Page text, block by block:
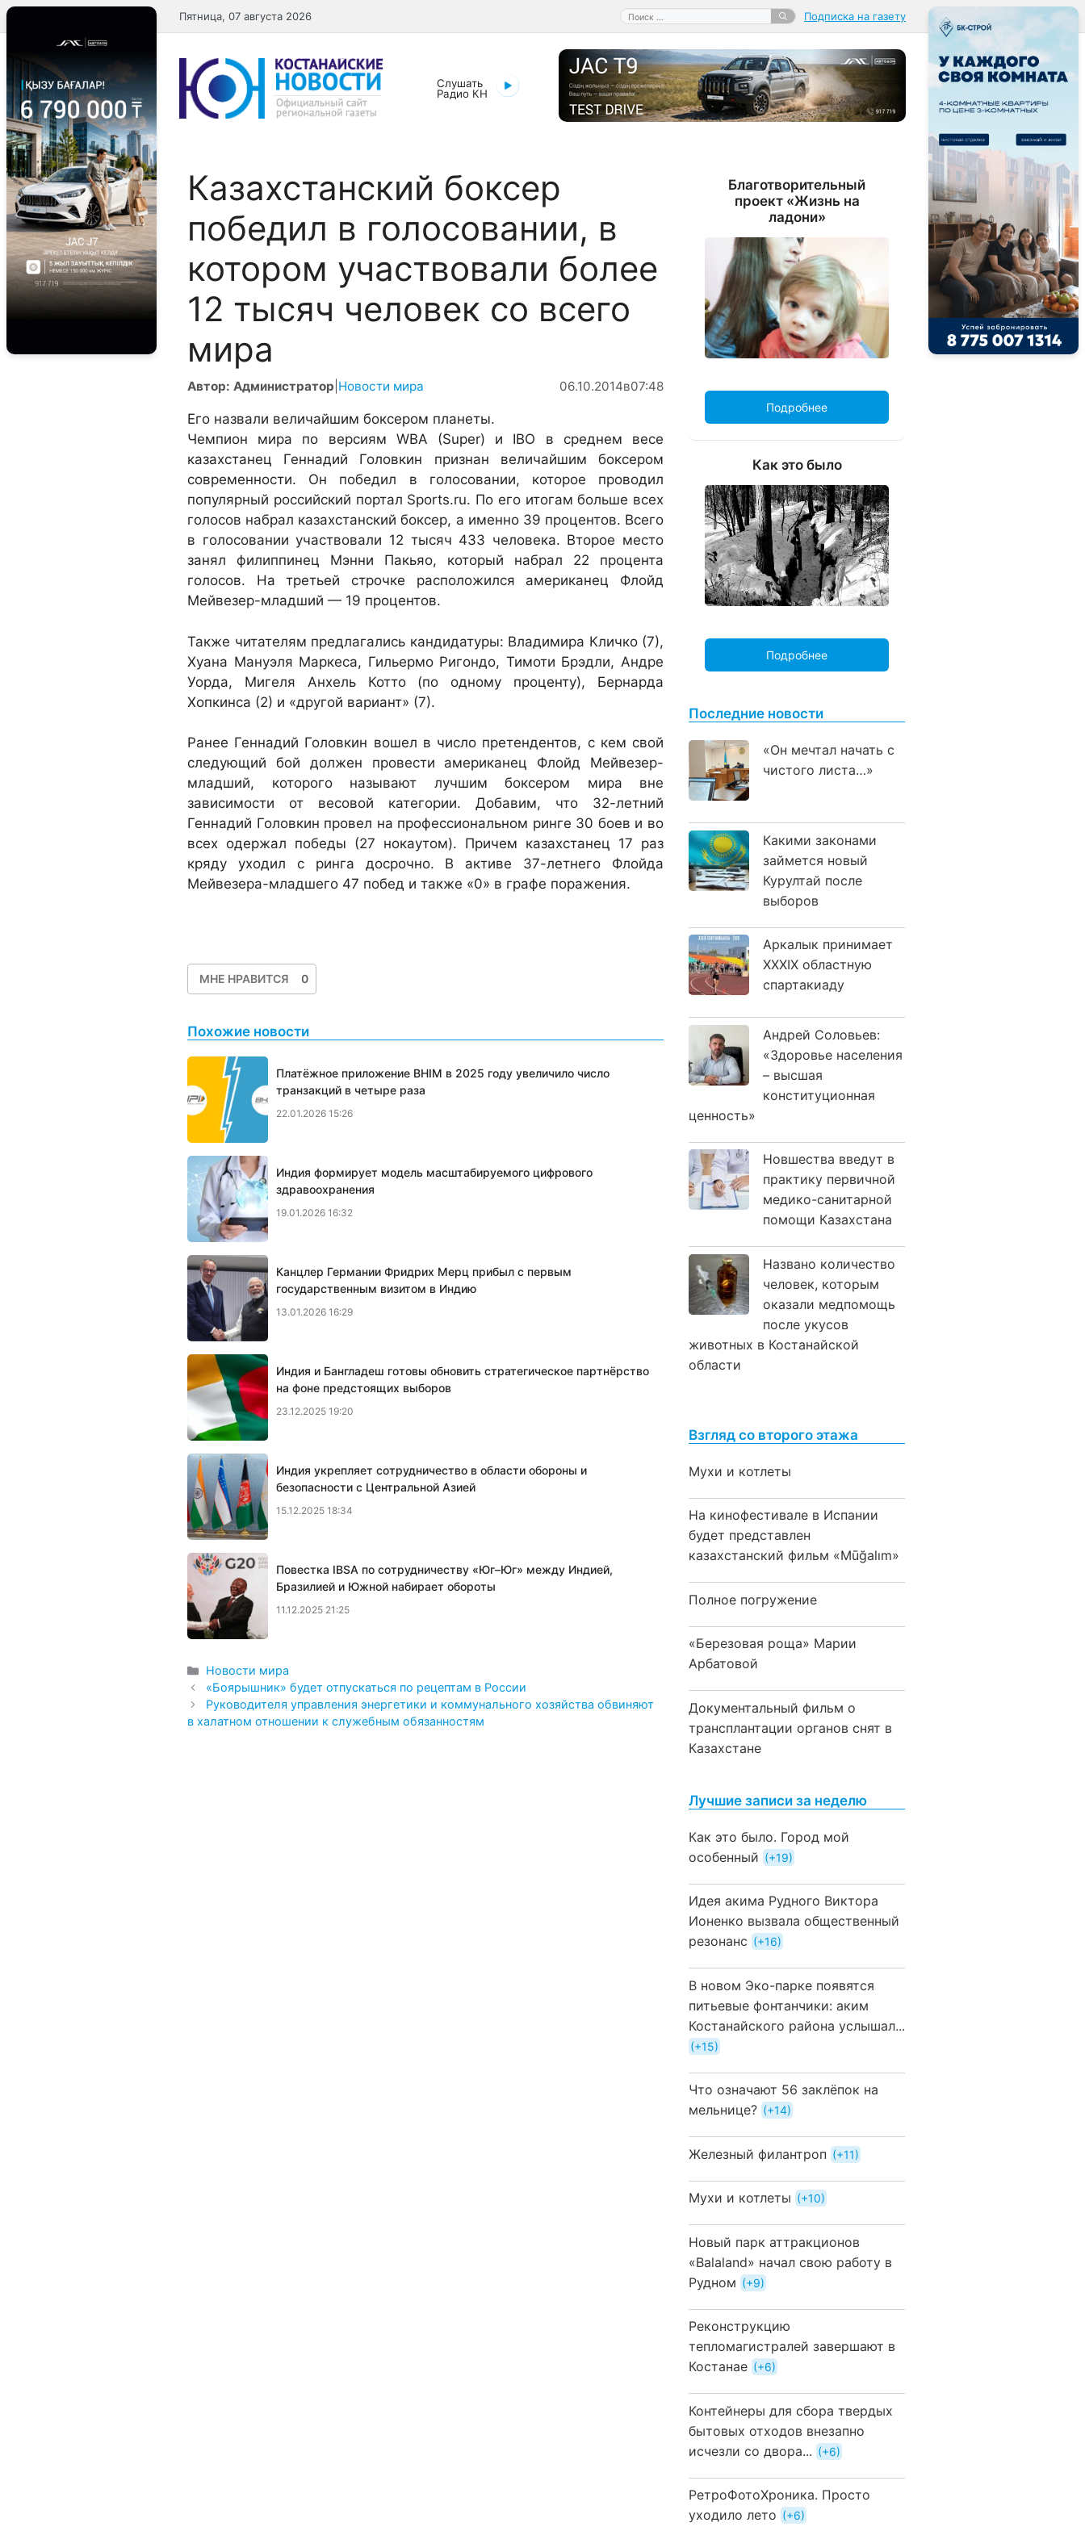
Перейти
к
содержимому
Поиск:
Пятница, 07 августа 2026 Подписка на газету
Слушать
Радио КН
Казахстанский боксер
победил в голосовании, в
котором участвовали более
12 тысяч человек со всего
мира
Автор: Администратор Новости мира 06.10.2014в07:48
Его назвали величайшим боксером планеты.
Чемпион мира по версиям WBA (Super) и IBO в среднем весе
казахстанец Геннадий Головкин признан величайшим боксером
современности. Он победил в голосовании, которое проводил
популярный российский портал Sports.ru. По его итогам больше всех
голосов набрал казахстанский боксер, а именно 39 процентов. Всего
в голосовании участвовали 12 тысяч 433 человека. Второе место
занял филиппинец Мэнни Пакьяо, который набрал 22 процента
голосов. На третьей строчке расположился американец Флойд
Мейвезер-младший — 19 процентов.
Также читателям предлагались кандидатуры: Владимира Кличко (7),
Хуана Мануэля Маркеса, Гильермо Ригондо, Тимоти Брэдли, Андре
Уорда, Мигеля Анхель Котто (по одному проценту), Бернарда
Хопкинса (2) и «другой вариант» (7).
Ранее Геннадий Головкин вошел в число претендентов, с кем свой
следующий бой должен провести американец Флойд Мейвезер-
младший, которого называют лучшим боксером мира вне
зависимости от весовой категории. Добавим, что 32-летний
Геннадий Головкин провел на профессиональном ринге 30 боев и во
всех одержал победы (27 нокаутом). Причем казахстанец 17 раз
кряду уходил с ринга досрочно. В активе 37-летнего Флойда
Мейвезера-младшего 47 побед и также «0» в графе поражения.
МНЕ НРАВИТСЯ 0
Похожие новости
Платёжное приложение BHIM в 2025 году увеличило число
транзакций в четыре раза
22.01.2026 15:26
Индия формирует модель масштабируемого цифрового
здравоохранения
19.01.2026 16:32
Канцлер Германии Фридрих Мерц прибыл с первым
государственным визитом в Индию
13.01.2026 16:29
Индия и Бангладеш готовы обновить стратегическое партнёрство
на фоне предстоящих выборов
23.12.2025 19:20
Индия укрепляет сотрудничество в области обороны и
безопасности с Центральной Азией
15.12.2025 18:34
Повестка IBSA по сотрудничеству «Юг–Юг» между Индией,
Бразилией и Южной набирает обороты
11.12.2025 21:25
Рубрики
Новости мира
«Боярышник» будет отпускаться по рецептам в России
Руководителя управления энергетики и коммунального хозяйства обвиняют
в халатном отношении к служебным обязанностям
Благотворительный
проект «Жизнь на
ладони»
Подробнее
Как это было
Подробнее
Последние новости
«Он мечтал начать с
чистого листа…»
Какими законами
займется новый
Курултай после
выборов
Аркалык принимает
XXXIX областную
спартакиаду
Андрей Соловьев:
«Здоровье населения
– высшая
конституционная
ценность»
Новшества введут в
практику первичной
медико-санитарной
помощи Казахстана
Названо количество
человек, которым
оказали медпомощь
после укусов
животных в Костанайской
области
Взгляд со второго этажа
Мухи и котлеты
На кинофестивале в Испании
будет представлен
казахстанский фильм «Mūğalım»
Полное погружение
«Березовая роща» Марии
Арбатовой
Документальный фильм о
трансплантации органов снят в
Казахстане
Лучшие записи за неделю
Как это было. Город мой
особенный
+19
Идея акима Рудного Виктора
Ионенко вызвала общественный
резонанс
+16
В новом Эко-парке появятся
питьевые фонтанчики: аким
Костанайского района услышал...
+15
Что означают 56 заклёпок на
мельнице?
+14
Железный филантроп +11
Мухи и котлеты +10
Новый парк аттракционов
«Balaland» начал свою работу в
Рудном
+9
Реконструкцию
тепломагистралей завершают в
Костанае
+6
Контейнеры для сбора твердых
бытовых отходов внезапно
исчезли со двора...
+6
РетроФотоХроника. Просто
уходило лето
+6